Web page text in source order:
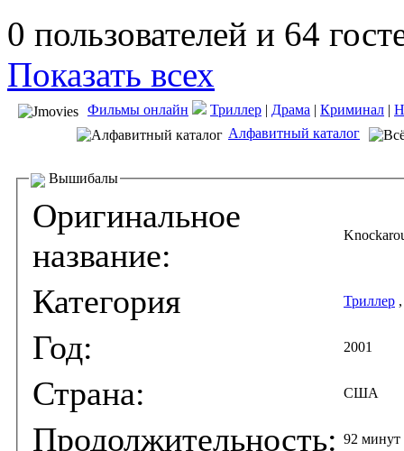
0 пользователей и 64
Показать всех
Фильмы онлайн Триллер | Драма | Криминал |
Алфавитный каталог
Вышибалы
Оригинальное
название:
Категория Триллер
Год: 2001
Страна: США
Продолжительность: 92 минут